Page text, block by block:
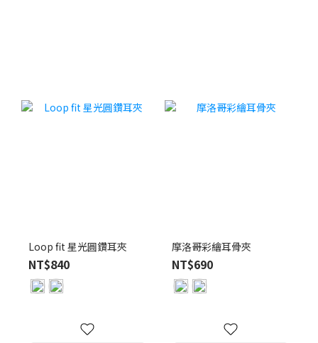
Loop fit 星光圓鑽耳夾
NT$840
摩洛哥彩繪耳骨夾
NT$690